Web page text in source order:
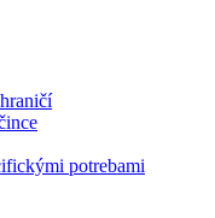
potrebami